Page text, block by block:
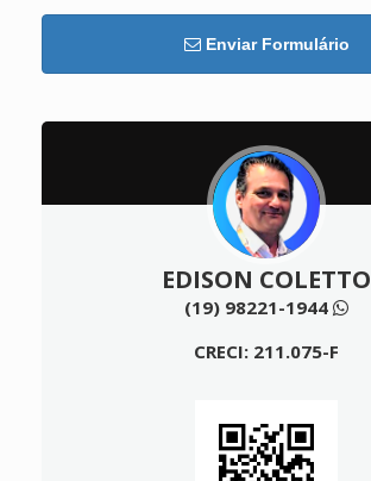
Enviar Formulário
EDISON COLETTO
(19) 98221-1944
CRECI: 211.075-F